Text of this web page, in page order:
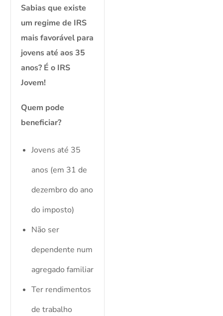
Sabias que existe
um regime de IRS
mais favorável para
jovens até aos 35
anos? É o IRS
Jovem!
Quem pode
beneficiar?
Jovens até 35
anos (em 31 de
dezembro do ano
do imposto)
Não ser
dependente num
agregado familiar
Ter rendimentos
de trabalho